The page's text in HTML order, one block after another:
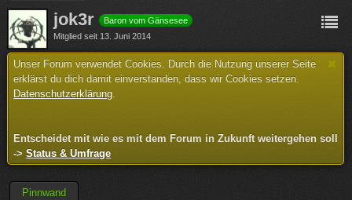
jok3r Baron vom Gänsesee
Mitglied seit 13. Juni 2014
Unser Forum verwendet Cookies. Durch die Nutzung unserer Seite
erklärst du dich damit einverstanden, dass wir Cookies setzen.
Datenschutzerklärung.
Entscheidet mit wie es mit dem Forum in Zukunft weitergehen soll
->Status & Umfrage
Pinnwand